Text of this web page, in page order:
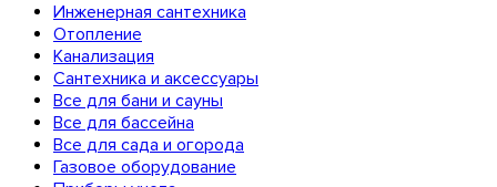
Инженерная сантехника
Отопление
Канализация
Сантехника и аксессуары
Все для бани и сауны
Все для бассейна
Все для сада и огорода
Газовое оборудование